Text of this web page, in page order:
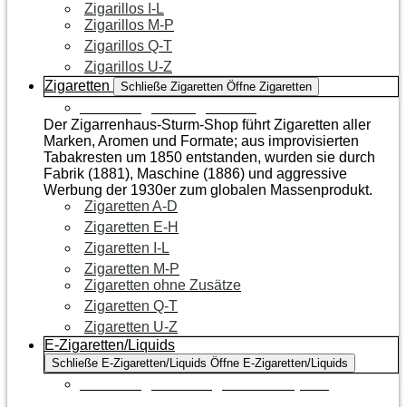
Zigarillos I-L
Zigarillos M-P
Zigarillos Q-T
Zigarillos U-Z
Zigaretten
Schließe Zigaretten Öffne Zigaretten
Der Zigarrenhaus-Sturm-Shop führt Zigaretten aller
Marken, Aromen und Formate; aus improvisierten
Tabakresten um 1850 entstanden, wurden sie durch
Fabrik (1881), Maschine (1886) und aggressive
Werbung der 1930er zum globalen Massenprodukt.
Zigaretten A-D
Zigaretten E-H
Zigaretten I-L
Zigaretten M-P
Zigaretten ohne Zusätze
Zigaretten Q-T
Zigaretten U-Z
E-Zigaretten/Liquids
Schließe E-Zigaretten/Liquids Öffne E-Zigaretten/Liquids